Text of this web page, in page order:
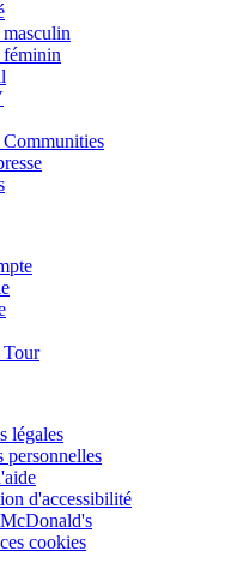
Tour
légales
personnelles
d'accessibilité
cookies